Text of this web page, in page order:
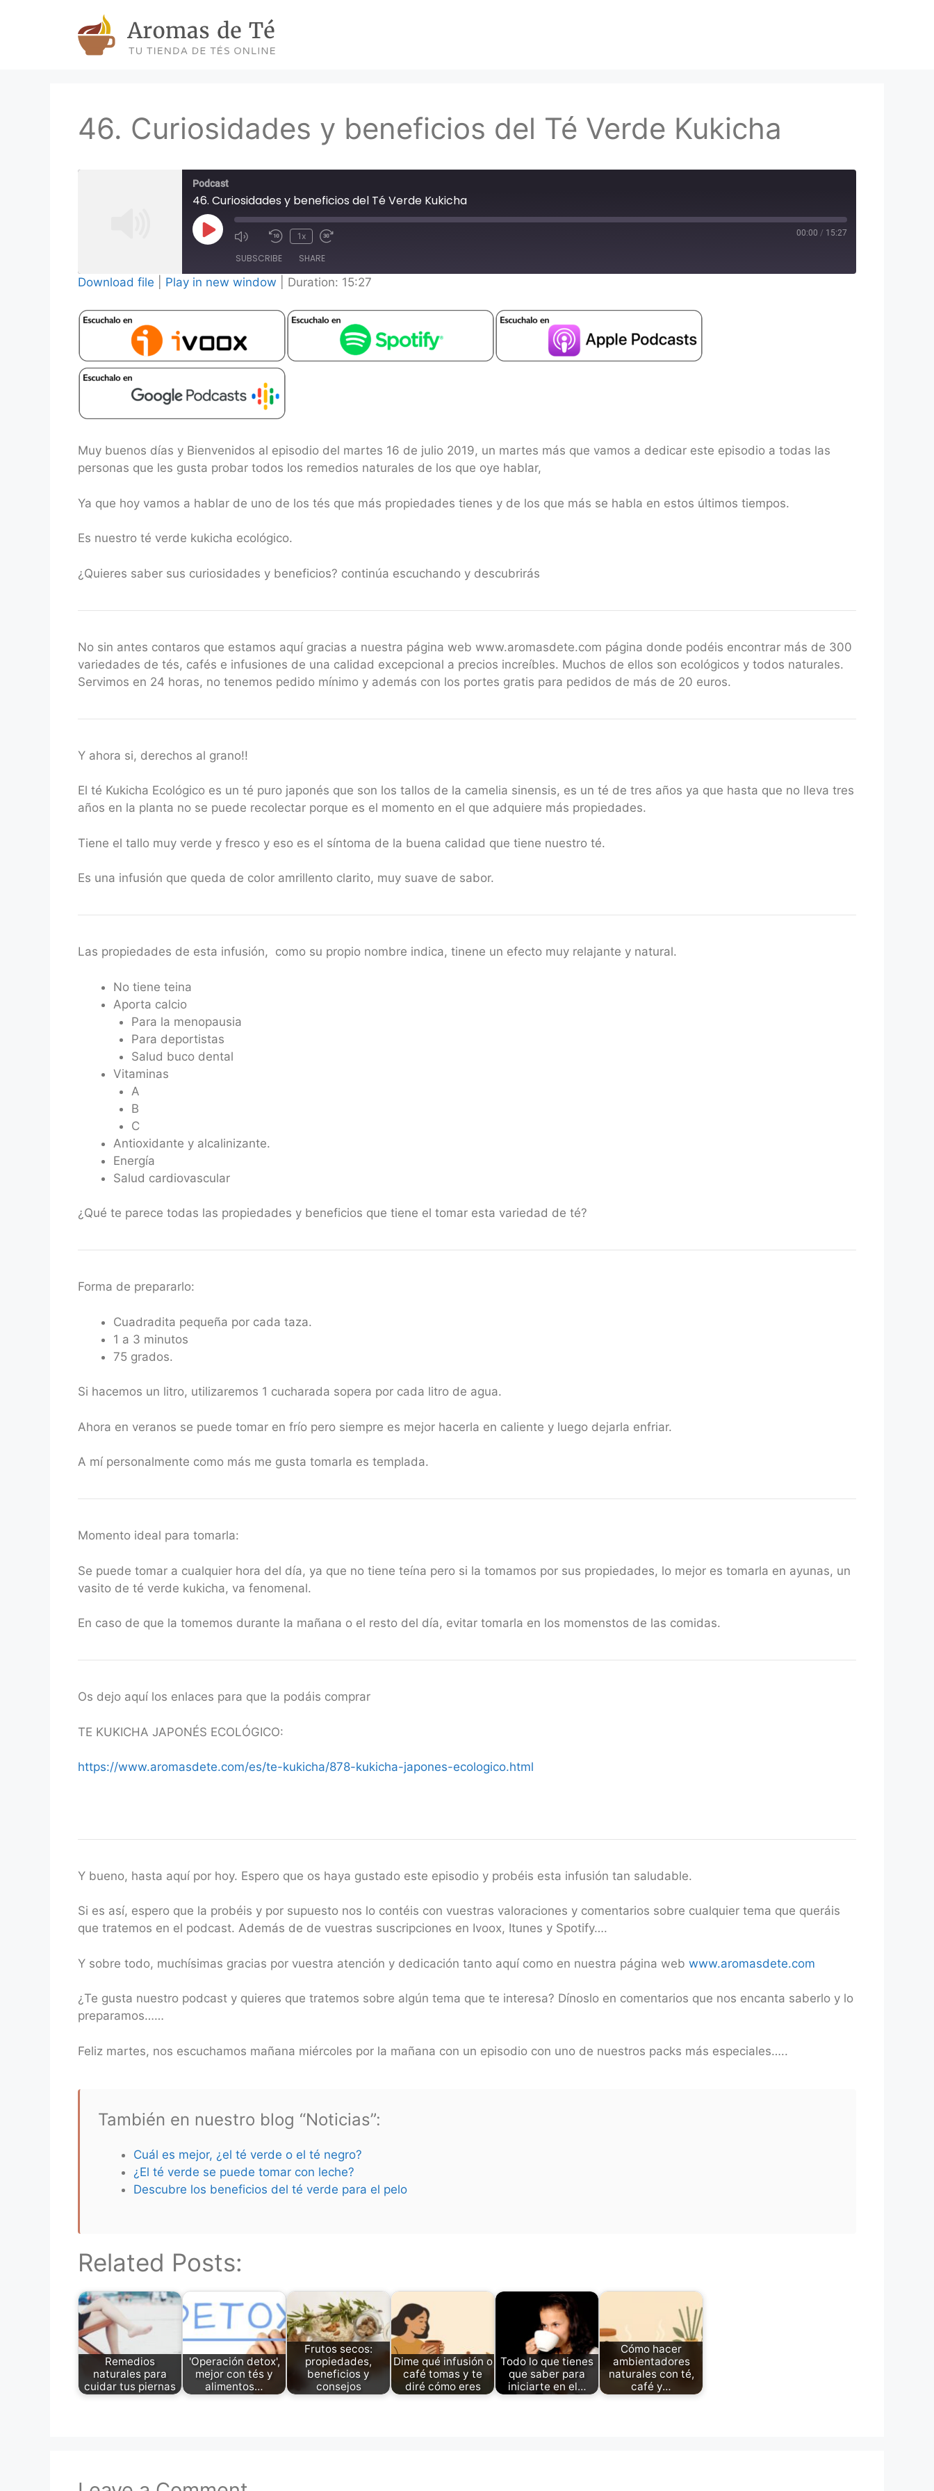
46. Curiosidades y beneficios del Té Verde Kukicha
Podcast
46. Curiosidades y beneficios del Té Verde Kukicha
Play
Episode
1x 00:00 / 15:27
SUBSCRIBE SHARE
RSS FEED
EMBED
Download file Play in new window Duration: 15:27
Muy buenos días y Bienvenidos al episodio del martes 16 de julio 2019, un martes más que vamos a dedicar este episodio a todas las
personas que les gusta probar todos los remedios naturales de los que oye hablar,
Ya que hoy vamos a hablar de uno de los tés que más propiedades tienes y de los que más se habla en estos últimos tiempos.
Es nuestro té verde kukicha ecológico.
¿Quieres saber sus curiosidades y beneficios? continúa escuchando y descubrirás
No sin antes contaros que estamos aquí gracias a nuestra página web www.aromasdete.com página donde podéis encontrar más de 300
variedades de tés, cafés e infusiones de una calidad excepcional a precios increíbles. Muchos de ellos son ecológicos y todos naturales.
Servimos en 24 horas, no tenemos pedido mínimo y además con los portes gratis para pedidos de más de 20 euros.
Y ahora si, derechos al grano!!
El té Kukicha Ecológico es un té puro japonés que son los tallos de la camelia sinensis, es un té de tres años ya que hasta que no lleva tres
años en la planta no se puede recolectar porque es el momento en el que adquiere más propiedades.
Tiene el tallo muy verde y fresco y eso es el síntoma de la buena calidad que tiene nuestro té.
Es una infusión que queda de color amrillento clarito, muy suave de sabor.
Las propiedades de esta infusión, como su propio nombre indica, tinene un efecto muy relajante y natural.
No tiene teina
Aporta calcio
Para la menopausia
Para deportistas
Salud buco dental
Vitaminas
A
B
C
Antioxidante y alcalinizante.
Energía
Salud cardiovascular
¿Qué te parece todas las propiedades y beneficios que tiene el tomar esta variedad de té?
Forma de prepararlo:
Cuadradita pequeña por cada taza.
1 a 3 minutos
75 grados.
Si hacemos un litro, utilizaremos 1 cucharada sopera por cada litro de agua.
Ahora en veranos se puede tomar en frío pero siempre es mejor hacerla en caliente y luego dejarla enfriar.
A mí personalmente como más me gusta tomarla es templada.
Momento ideal para tomarla:
Se puede tomar a cualquier hora del día, ya que no tiene teína pero si la tomamos por sus propiedades, lo mejor es tomarla en ayunas, un
vasito de té verde kukicha, va fenomenal.
En caso de que la tomemos durante la mañana o el resto del día, evitar tomarla en los momenstos de las comidas.
Os dejo aquí los enlaces para que la podáis comprar
TE KUKICHA JAPONÉS ECOLÓGICO:
https://www.aromasdete.com/es/te-kukicha/878-kukicha-japones-ecologico.html
Y bueno, hasta aquí por hoy. Espero que os haya gustado este episodio y probéis esta infusión tan saludable.
Si es así, espero que la probéis y por supuesto nos lo contéis con vuestras valoraciones y comentarios sobre cualquier tema que queráis
que tratemos en el podcast. Además de de vuestras suscripciones en Ivoox, Itunes y Spotify….
Y sobre todo, muchísimas gracias por vuestra atención y dedicación tanto aquí como en nuestra página web www.aromasdete.com
¿Te gusta nuestro podcast y quieres que tratemos sobre algún tema que te interesa? Dínoslo en comentarios que nos encanta saberlo y lo
preparamos……
Feliz martes, nos escuchamos mañana miércoles por la mañana con un episodio con uno de nuestros packs más especiales…..
También en nuestro blog “Noticias”:
Cuál es mejor, ¿el té verde o el té negro?
¿El té verde se puede tomar con leche?
Descubre los beneficios del té verde para el pelo
Related Posts:
Remedios
naturales para
cuidar tus piernas
'Operación detox',
mejor con tés y
alimentos…
Frutos secos:
propiedades,
beneficios y
consejos
Dime qué infusión o
café tomas y te
diré cómo eres
Todo lo que tienes
que saber para
iniciarte en el…
Cómo hacer
ambientadores
naturales con té,
café y…